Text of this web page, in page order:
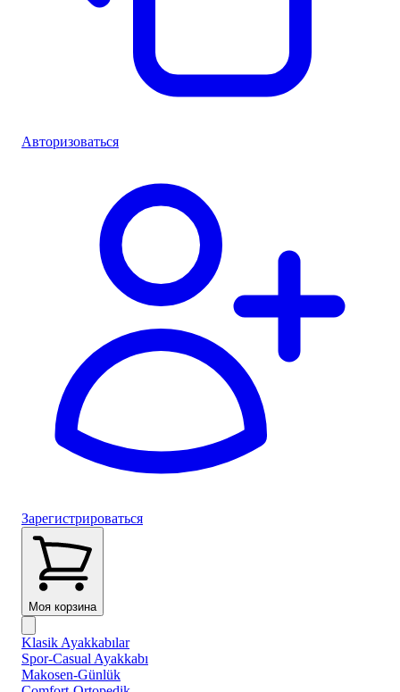
Авторизоваться
Зарегистрироваться
Моя корзина
Klasik Ayakkabılar
Spor-Casual Ayakkabı
Makosen-Günlük